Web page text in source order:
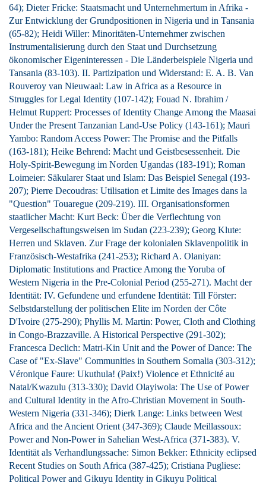
64); Dieter Fricke: Staatsmacht und Unternehmertum in Afrika -
Zur Entwicklung der Grundpositionen in Nigeria und in Tansania
(65-82); Heidi Willer: Minoritäten-Unternehmer zwischen
Instrumentalisierung durch den Staat und Durchsetzung
ökonomischer Eigeninteressen - Die Länderbeispiele Nigeria und
Tansania (83-103). II. Partizipation und Widerstand: E. A. B. Van
Rouveroy van Nieuwaal: Law in Africa as a Resource in
Struggles for Legal Identity (107-142); Fouad N. Ibrahim /
Helmut Ruppert: Processes of Identity Change Among the Maasai
Under the Present Tanzanian Land-Use Policy (143-161); Mauri
Yambo: Random Access Power: The Promise and the Pitfalls
(163-181); Heike Behrend: Macht und Geistbesessenheit. Die
Holy-Spirit-Bewegung im Norden Ugandas (183-191); Roman
Loimeier: Säkularer Staat und Islam: Das Beispiel Senegal (193-
207); Pierre Decoudras: Utilisation et Limite des Images dans la
"Question" Touaregue (209-219). III. Organisationsformen
staatlicher Macht: Kurt Beck: Über die Verflechtung von
Vergesellschaftungsweisen im Sudan (223-239); Georg Klute:
Herren und Sklaven. Zur Frage der kolonialen Sklavenpolitik in
Französisch-Westafrika (241-253); Richard A. Olaniyan:
Diplomatic Institutions and Practice Among the Yoruba of
Western Nigeria in the Pre-Colonial Period (255-271). Macht der
Identität: IV. Gefundene und erfundene Identität: Till Förster:
Selbstdarstellung der politischen Elite im Norden der Côte
D'Ivoire (275-290); Phyllis M. Martin: Power, Cloth and Clothing
in Congo-Brazzaville. A Historical Perspective (291-302);
Francesca Declich: Matri-Kin Unit and the Power of Dance: The
Case of "Ex-Slave" Communities in Southern Somalia (303-312);
Véronique Faure: Ukuthula! (Paix!) Violence et Ethnicité au
Natal/Kwazulu (313-330); David Olayiwola: The Use of Power
and Cultural Identity in the Afro-Christian Movement in South-
Western Nigeria (331-346); Dierk Lange: Links between West
Africa and the Ancient Orient (347-369); Claude Meillassoux:
Power and Non-Power in Sahelian West-Africa (371-383). V.
Identität als Verhandlungssache: Simon Bekker: Ethnicity eclipsed
Recent Studies on South Africa (387-425); Cristiana Pugliese:
Political Power and Gikuyu Identity in Gikuyu Political